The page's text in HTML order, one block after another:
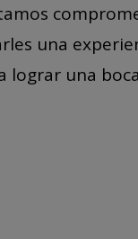
una
lograr una